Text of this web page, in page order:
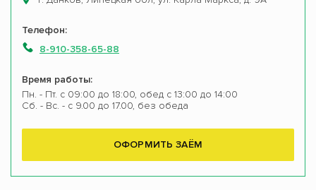
Телефон:
8-910-358-65-88
Время работы:
Пн. - Пт. с 09:00 до 18:00, обед с 13:00 до 14:00
Сб. - Вс. - с 9.00 до 17.00, без обеда
ОФОРМИТЬ ЗАЁМ